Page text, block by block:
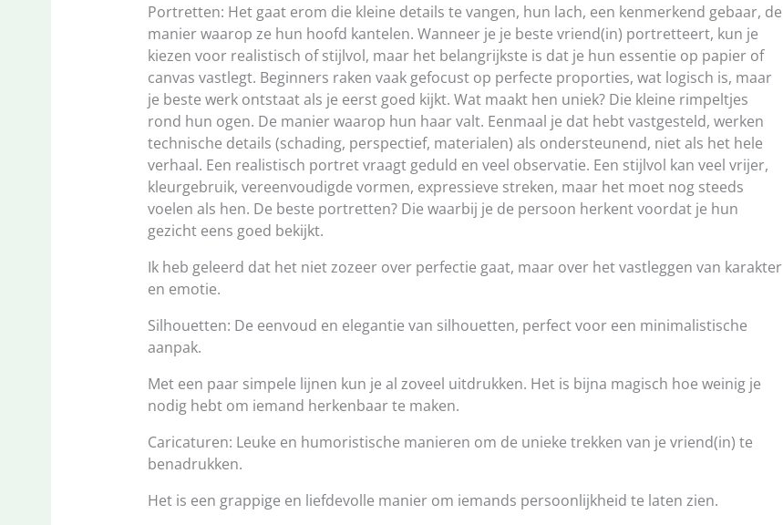
Portretten: Het gaat erom die kleine details te vangen, hun lach, een kenmerkend gebaar, de
manier waarop ze hun hoofd kantelen. Wanneer je je beste vriend(in) portretteert, kun je
kiezen voor realistisch of stijlvol, maar het belangrijkste is dat je hun essentie op papier of
canvas vastlegt. Beginners raken vaak gefocust op perfecte proporties, wat logisch is, maar
je beste werk ontstaat als je eerst goed kijkt. Wat maakt hen uniek? Die kleine rimpeltjes
rond hun ogen. De manier waarop hun haar valt. Eenmaal je dat hebt vastgesteld, werken
technische details (schading, perspectief, materialen) als ondersteunend, niet als het hele
verhaal. Een realistisch portret vraagt geduld en veel observatie. Een stijlvol kan veel vrijer,
kleurgebruik, vereenvoudigde vormen, expressieve streken, maar het moet nog steeds
voelen als hen. De beste portretten? Die waarbij je de persoon herkent voordat je hun
gezicht eens goed bekijkt.
Ik heb geleerd dat het niet zozeer over perfectie gaat, maar over het vastleggen van karakter
en emotie.
Silhouetten: De eenvoud en elegantie van silhouetten, perfect voor een minimalistische
aanpak.
Met een paar simpele lijnen kun je al zoveel uitdrukken. Het is bijna magisch hoe weinig je
nodig hebt om iemand herkenbaar te maken.
Caricaturen: Leuke en humoristische manieren om de unieke trekken van je vriend(in) te
benadrukken.
Het is een grappige en liefdevolle manier om iemands persoonlijkheid te laten zien.